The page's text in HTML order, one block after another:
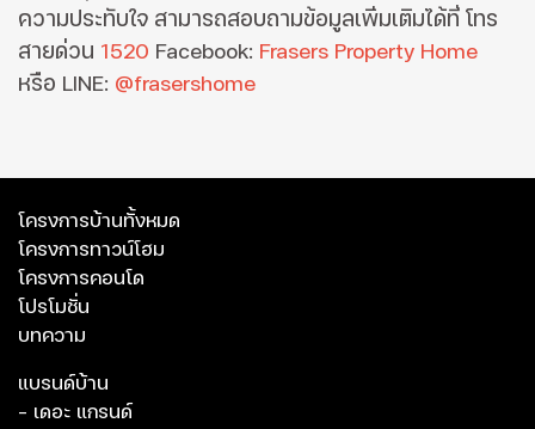
ความประทับใจ สามารถสอบถามข้อมูลเพิ่มเติมได้ที่ โทร
สายด่วน 1520 Facebook: Frasers Property Home
หรือ LINE: @frasershome
โครงการบ้านทั้งหมด
โครงการทาวน์โฮม
โครงการคอนโด
โปรโมชั่น
บทความ
แบรนด์บ้าน
- เดอะ แกรนด์